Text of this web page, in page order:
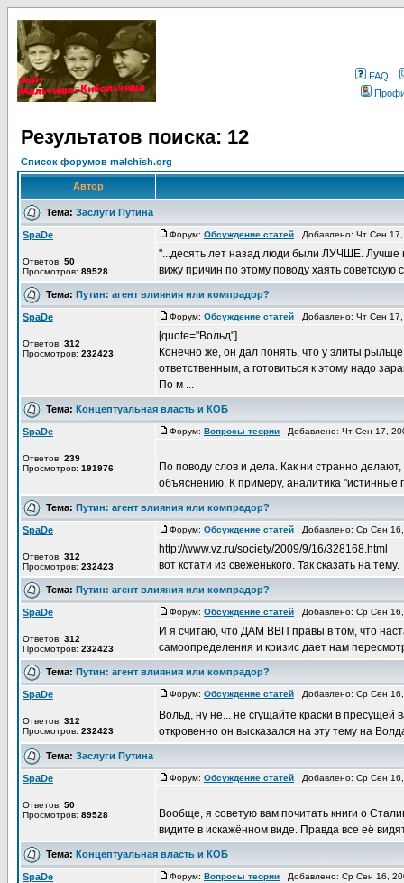
FAQ
Результатов поиска: 12
Список форумов malchish.org
Автор
Тема: Заслуги Путина
SpaDe
Ответов: 50
Просмотров: 89528
Форум: Обсуждение статей Добавлено: Чт Сен
"...десять лет назад люди были ЛУЧШЕ. Лучше
вижу причин по этому поводу хаять советскую
Тема: Путин: агент влияния или компрадор?
SpaDe
Ответов: 312
Просмотров: 232423
Форум: Обсуждение статей Добавлено: Чт Сен
[quote="Вольд"]
Конечно же, он дал понять, что у элиты
ответственным, а готовиться к этому надо
По м ...
Тема: Концептуальная власть и КОБ
SpaDe
Ответов: 239
Просмотров: 191976
Форум: Вопросы теории Добавлено: Чт Сен 17,
По поводу слов и дела. Как ни странно
объяснению. К примеру, аналитика "истинные
Тема: Путин: агент влияния или компрадор?
SpaDe
Ответов: 312
Просмотров: 232423
Форум: Обсуждение статей Добавлено: Ср Сен
http://www.vz.ru/society/2009/9/16/328168.html
вот кстати из свеженького. Так сказать на тему.
Тема: Путин: агент влияния или компрадор?
SpaDe
Ответов: 312
Просмотров: 232423
Форум: Обсуждение статей Добавлено: Ср Сен
И я считаю, что ДАМ ВВП правы в том, что
самоопределения и кризис дает нам
Тема: Путин: агент влияния или компрадор?
SpaDe
Ответов: 312
Просмотров: 232423
Форум: Обсуждение статей Добавлено: Ср Сен
Вольд, ну не... не сгущайте краски в
откровенно он высказался на эту тему на
Тема: Заслуги Путина
SpaDe
Ответов: 50
Просмотров: 89528
Форум: Обсуждение статей Добавлено: Ср Сен
Вообще, я советую вам почитать книги о
видите в искажённом виде. Правда все её
Тема: Концептуальная власть и КОБ
SpaDe Форум: Вопросы теории Добавлено: Ср Сен 16,